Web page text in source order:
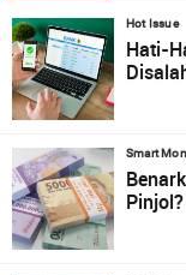
Hot Issue
Hati-
Smart